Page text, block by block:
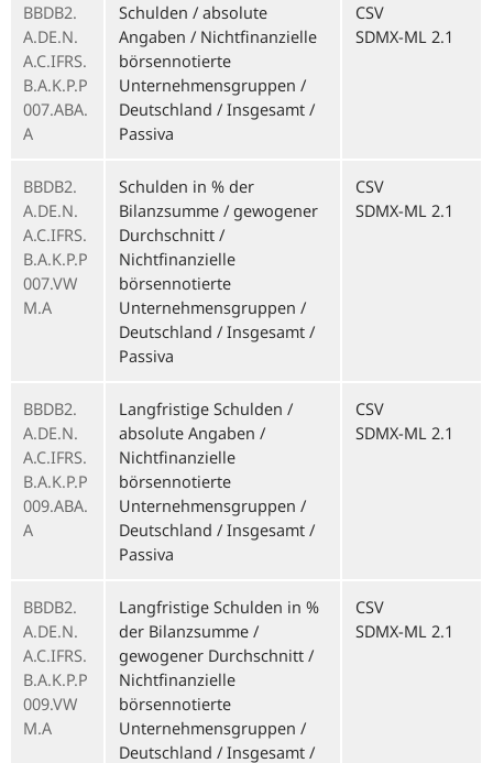
BBDB2.
A.DE.N.
A.C.IFRS.
B.A.K.P.P
007.ABA.
A
Schulden / absolute
Angaben / Nichtfinanzielle
börsennotierte
Unternehmensgruppen /
Deutschland / Insgesamt /
Passiva
CSV
SDMX-ML 2.1
BBDB2.
A.DE.N.
A.C.IFRS.
B.A.K.P.P
007.VW
M.A
Schulden in % der
Bilanzsumme / gewogener
Durchschnitt /
Nichtfinanzielle
börsennotierte
Unternehmensgruppen /
Deutschland / Insgesamt /
Passiva
CSV
SDMX-ML 2.1
BBDB2.
A.DE.N.
A.C.IFRS.
B.A.K.P.P
009.ABA.
A
Langfristige Schulden /
absolute Angaben /
Nichtfinanzielle
börsennotierte
Unternehmensgruppen /
Deutschland / Insgesamt /
Passiva
CSV
SDMX-ML 2.1
BBDB2.
A.DE.N.
A.C.IFRS.
B.A.K.P.P
009.VW
M.A
Langfristige Schulden in %
der Bilanzsumme /
gewogener Durchschnitt /
Nichtfinanzielle
börsennotierte
Unternehmensgruppen /
Deutschland / Insgesamt /
CSV
SDMX-ML 2.1